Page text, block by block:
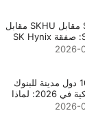
SKHL مقابل SKHU مقابل
SKHA: صفقة SK Hynix
الثلاثة2026-
أكبر 10 دول مدينة للبنوك
الأمريكية في 2026: لماذا
كايمان المركز2026-